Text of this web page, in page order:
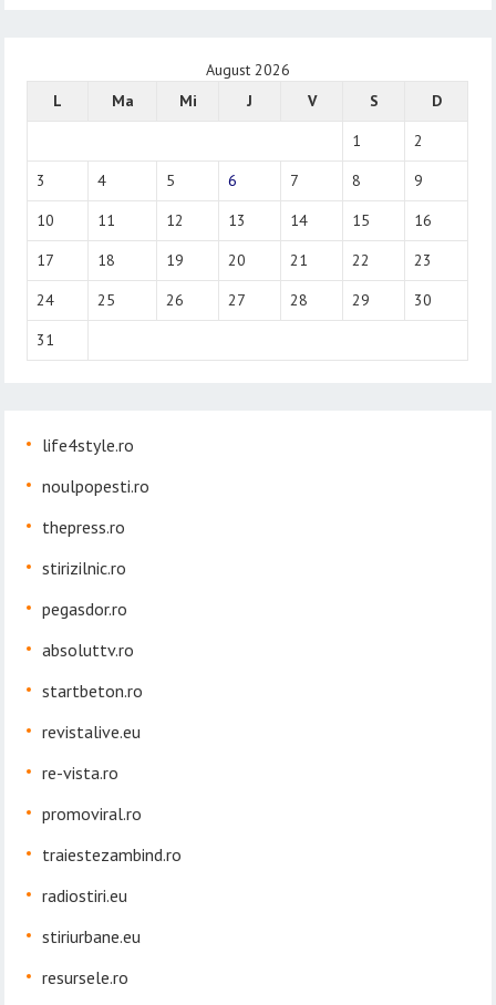
August 2026
L
Ma Mi J V S
D
1
2
3
4 5 6 7 8
9
10
11 12 13 14 15
16
17
18 19 20 21 22
23
24
25 26 27 28 29
30
31
life4style.ro
noulpopesti.ro
thepress.ro
stirizilnic.ro
pegasdor.ro
absoluttv.ro
startbeton.ro
revistalive.eu
re-vista.ro
promoviral.ro
traiestezambind.ro
radiostiri.eu
stiriurbane.eu
resursele.ro